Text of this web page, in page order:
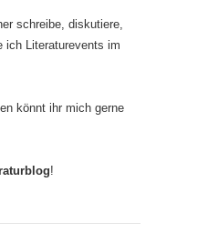
schreibe, diskutiere,
ich Literaturevents im
könnt ihr mich gerne
!